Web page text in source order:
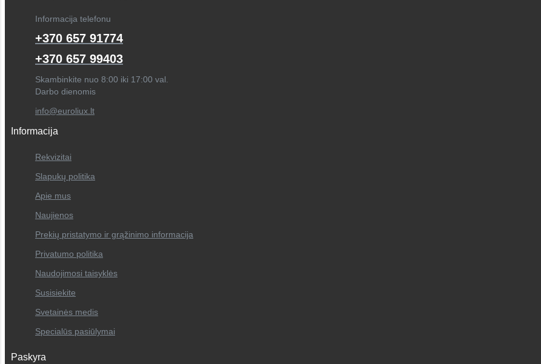
Informacija telefonu
+370 657 91774
+370 657 99403
Skambinkite nuo 8:00 iki 17:00 val.
Darbo dienomis
info@euroliux.lt
Informacija
Rekvizitai
Slapukų politika
Apie mus
Naujienos
Prekių pristatymo ir grąžinimo informacija
Privatumo politika
Naudojimosi taisyklės
Susisiekite
Svetainės medis
Specialūs pasiūlymai
Paskyra